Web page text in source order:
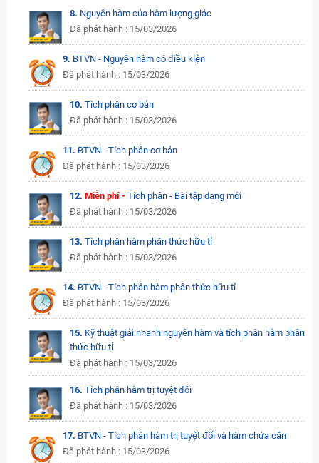
8. Nguyên hàm của hàm lượng giác
Đã phát hành : 15/03/2026
9. BTVN - Nguyên hàm có điều kiện
Đã phát hành : 15/03/2026
10. Tích phân cơ bản
Đã phát hành : 15/03/2026
11. BTVN - Tích phân cơ bản
Đã phát hành : 15/03/2026
12. Miễn phí - Tích phân - Bài tập dạng mới
Đã phát hành : 15/03/2026
13. Tích phân hàm phân thức hữu tỉ
Đã phát hành : 15/03/2026
14. BTVN - Tích phân hàm phân thức hữu tỉ
Đã phát hành : 15/03/2026
15. Kỹ thuật giải nhanh nguyên hàm và tích phân hàm phân
thức hữu tỉ
Đã phát hành : 15/03/2026
16. Tích phân hàm trị tuyệt đối
Đã phát hành : 15/03/2026
17. BTVN - Tích phân hàm trị tuyệt đối và hàm chứa căn
Đã phát hành : 15/03/2026